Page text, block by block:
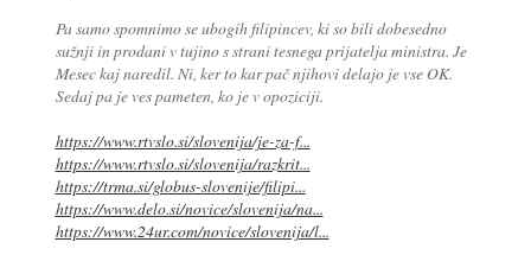
Pa samo spomnimo se ubogih filipincev, ki so bili dobesedno
sužnji in prodani v tujino s strani tesnega prijatelja ministra. Je
Mesec kaj naredil. Ni, ker to kar pač njihovi delajo je vse OK.
Sedaj pa je ves pameten, ko je v opoziciji.
https://www.rtvslo.si/slovenija/je-za-f...
https://www.rtvslo.si/slovenija/razkrit...
https://trma.si/globus-slovenije/filipi...
https://www.delo.si/novice/slovenija/na...
https://www.24ur.com/novice/slovenija/l...